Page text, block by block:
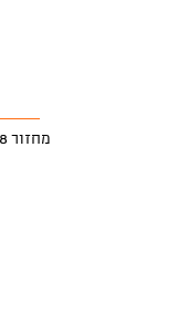
מחזור 28: הפועל ת"א נגד עירוני נהריה